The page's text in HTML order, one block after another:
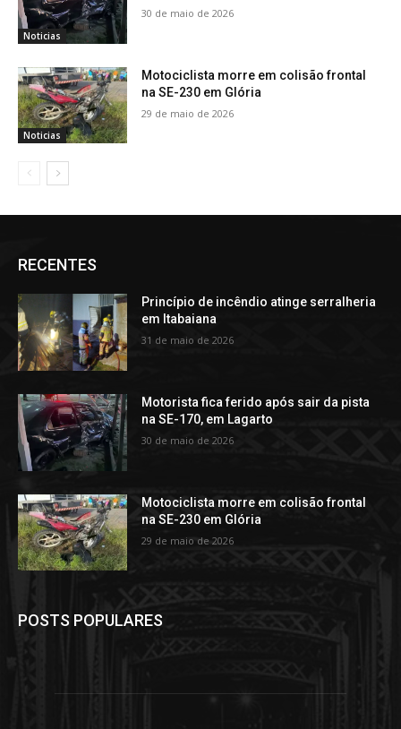
Noticias
30 de maio de 2026
Noticias
Motociclista morre em colisão frontal
na SE-230 em Glória
29 de maio de 2026
RECENTES
Princípio de incêndio atinge serralheria
em Itabaiana
31 de maio de 2026
Motorista fica ferido após sair da pista
na SE-170, em Lagarto
30 de maio de 2026
Motociclista morre em colisão frontal
na SE-230 em Glória
29 de maio de 2026
POSTS POPULARES